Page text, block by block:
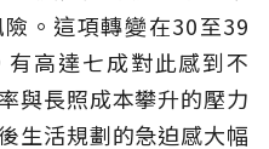
。這項轉變在30至39
高達七成對此感到不
與長照成本攀升的壓力
生活規劃的急迫感大幅